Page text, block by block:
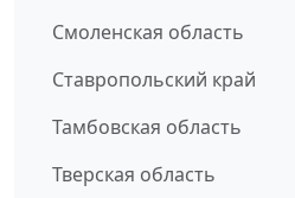
Смоленская область
Ставропольский край
Тамбовская область
Тверская область